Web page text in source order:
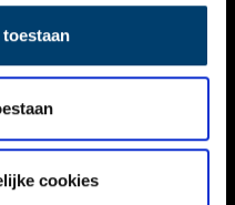
cookies